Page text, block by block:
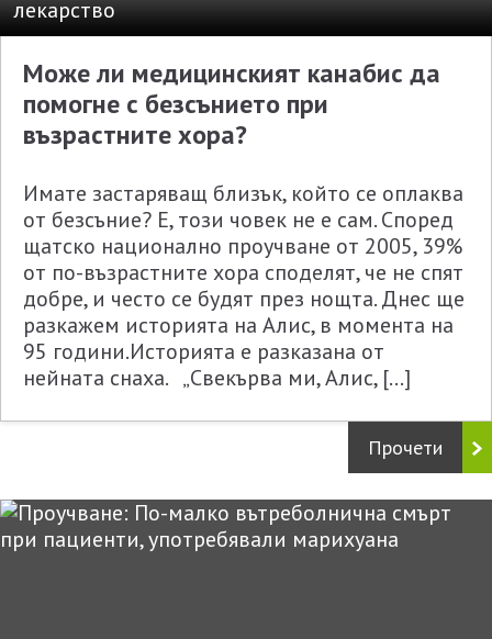
лекарство
Може ли медицинският канабис да
помогне с безсънието при
възрастните хора?
Имате застаряващ близък, който се оплаква
от безсъние? Е, този човек не е сам. Според
щатско национално проучване от 2005, 39%
от по-възрастните хора споделят, че не спят
добре, и често се будят през нощта. Днес ще
разкажем историята на Алис, в момента на
95 години.Историята е разказана от
нейната снаха. „Свекърва ми, Алис, […]
Прочети